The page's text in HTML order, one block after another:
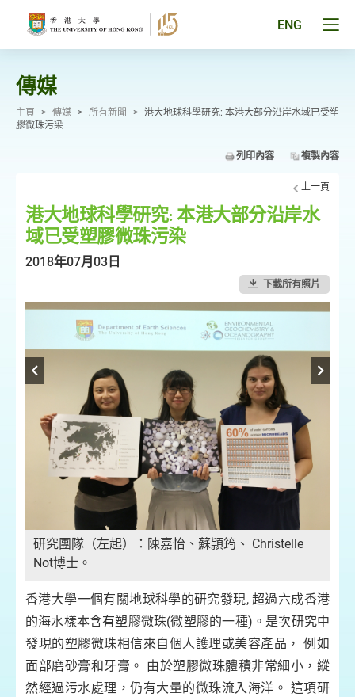
ENG
傳媒
主頁 > 傳媒 > 所有新聞 > 港大地球科學研究: 本港大部分沿岸水域已受塑
膠微珠污染
列印內容 複製內容
上一頁
港大地球科學研究: 本港大部分沿岸水
域已受塑膠微珠污染
2018年07月03日
下載所有照片
研究團隊（左起）：陳嘉怡、蘇頴筠、 Christelle
Not博士。
香港大學一個有關地球科學的研究發現, 超過六成香港
的海水樣本含有塑膠微珠(微塑膠的一種)。是次研究中
發現的塑膠微珠相信來自個人護理或美容產品， 例如
面部磨砂膏和牙膏。 由於塑膠微珠體積非常細小，縱
然經過污水處理，仍有大量的微珠流入海洋。 這項研